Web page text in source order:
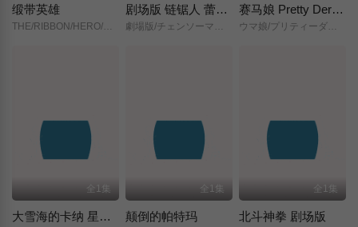
缎带英雄 剧场版 链锯人 蕾塞篇(正式版) 赛马娘 Pretty Derby 新时代之门
全1集
大雪海的卡纳 星之贤者
全1集
颠倒的帕特玛
全1集
北斗神拳 剧场版